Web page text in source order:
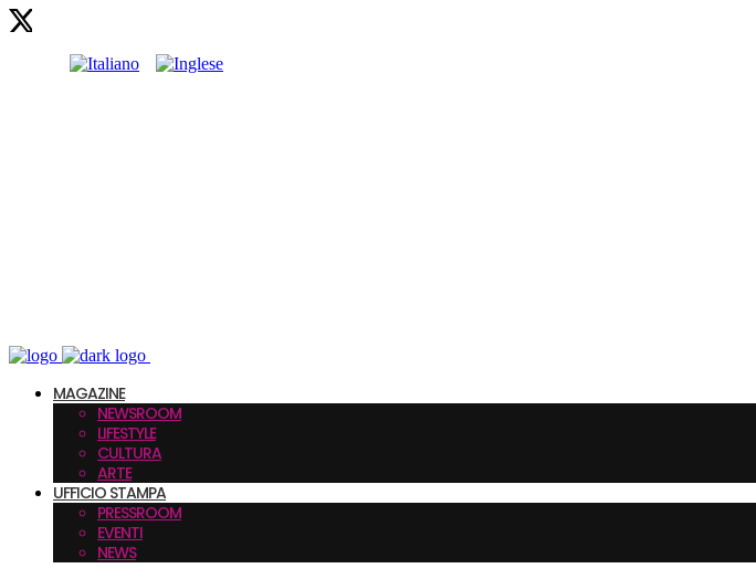
MAGAZINE
NEWSROOM
LIFESTYLE
CULTURA
ARTE
UFFICIO STAMPA
PRESSROOM
EVENTI
NEWS